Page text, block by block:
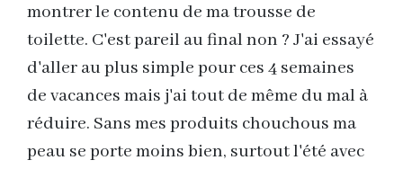
montrer le contenu de ma trousse de
toilette. C'est pareil au final non ? J'ai essayé
d'aller au plus simple pour ces 4 semaines
de vacances mais j'ai tout de même du mal à
réduire. Sans mes produits chouchous ma
peau se porte moins bien, surtout l'été avec